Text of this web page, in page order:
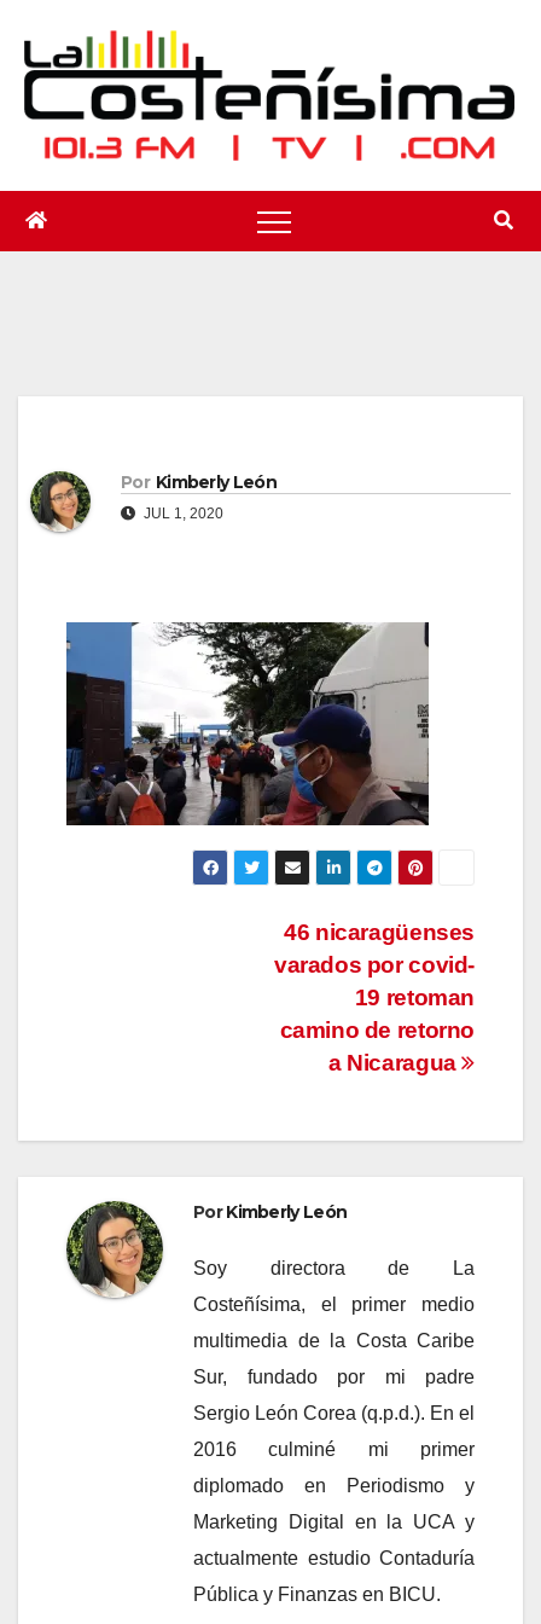
contenido
Por Kimberly León
JUL 1, 2020
46 nicaragüenses
varados por covid-
19 retoman
camino de retorno
a Nicaragua
PorKimberly León
Soy directora de La
Costeñísima, el primer medio
multimedia de la Costa Caribe
Sur, fundado por mi padre
Sergio León Corea (q.p.d.). En el
2016 culminé mi primer
diplomado en Periodismo y
Marketing Digital en la UCA y
actualmente estudio Contaduría
Pública y Finanzas en BICU.